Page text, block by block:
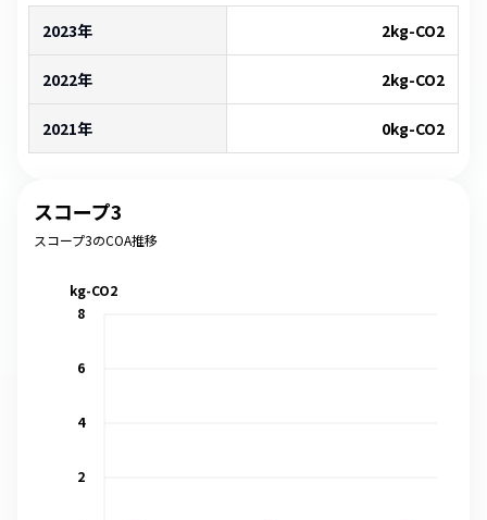
2023年 2kg-CO2
2022年 2kg-CO2
2021年 0kg-CO2
スコープ3
スコープ3のCOA推移
2
4
6
8
kg-CO2